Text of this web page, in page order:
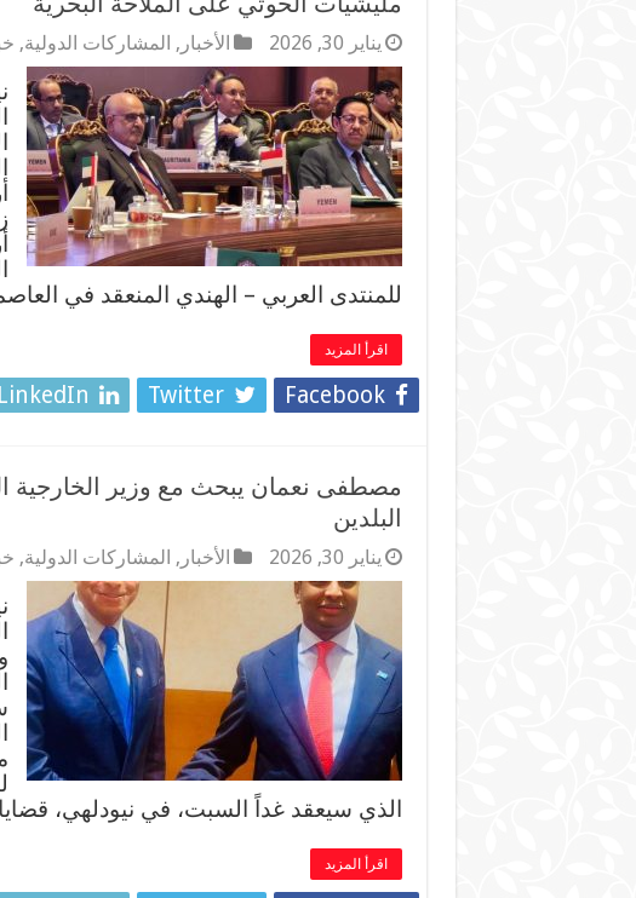
يناير 30, 2026 الأخبار , المشاركات الدولية,
للمنتدى العربي – الهندي المنعقد في
اقرأ المزيد
Facebook
Twitter
LinkedIn
مصطفى نعمان يبحث مع وزير الخارجية
البلدين
يناير 30, 2026 الأخبار , المشاركات الدولية,
الذي سيعقد غداً السبت، في نيودلهي،
اقرأ المزيد